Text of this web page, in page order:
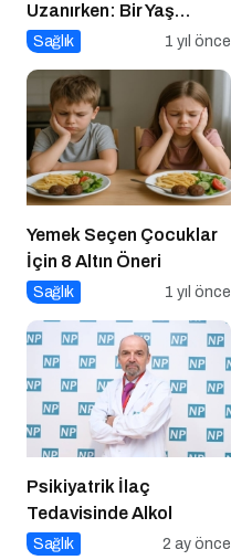
Uzanırken: Bir Yaş
Sonrası Beslenmeye
Sağlık 1 yıl önce
Yemek Seçen Çocuklar
İçin 8 Altın Öneri
Sağlık 1 yıl önce
Psikiyatrik İlaç
Tedavisinde Alkol
Sağlık 2 ay önce